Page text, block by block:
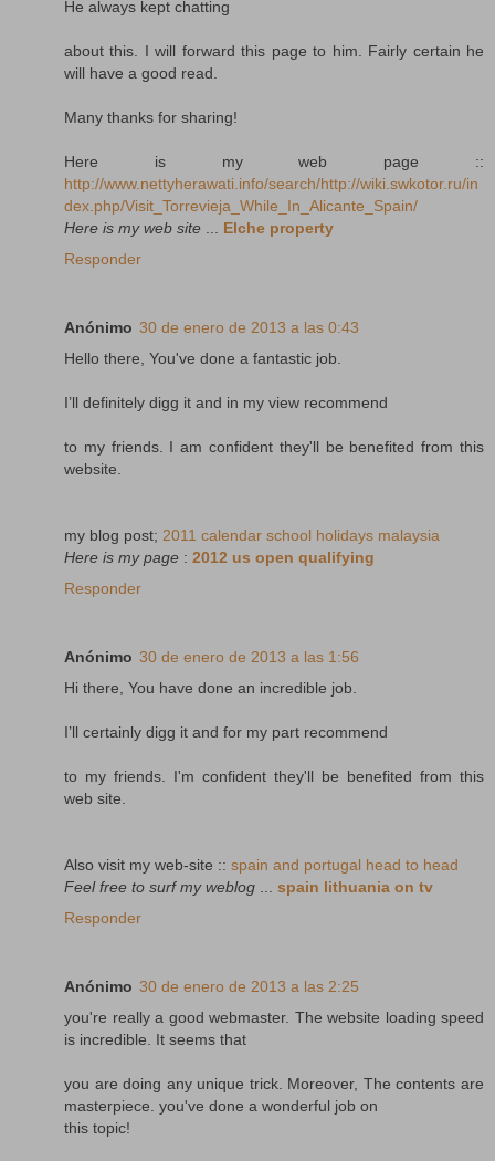
He always kept chatting
about this. I will forward this page to him. Fairly certain he
will have a good read.
Many thanks for sharing!
Here is my web page ::
http://www.nettyherawati.info/search/http://wiki.swkotor.ru/in
dex.php/Visit_Torrevieja_While_In_Alicante_Spain/
Here is my web site
Elche property
Responder
Anónimo 30 de enero de 2013 a las 0:43
Hello there, You've done a fantastic job.
I’ll definitely digg it and in my view recommend
to my friends. I am confident they'll be benefited from this
website.
my blog post; 2011 calendar school holidays malaysia
Here is my page : 2012 us open qualifying
Responder
Anónimo 30 de enero de 2013 a las 1:56
Hi there, You have done an incredible job.
I’ll certainly digg it and for my part recommend
to my friends. I'm confident they'll be benefited from this
web site.
Also visit my web-site :: spain and portugal head to head
Feel free to surf my weblog
spain lithuania on tv
Responder
Anónimo 30 de enero de 2013 a las 2:25
you're really a good webmaster. The website loading speed
is incredible. It seems that
you are doing any unique trick. Moreover, The contents are
masterpiece. you've done a wonderful job on
this topic!